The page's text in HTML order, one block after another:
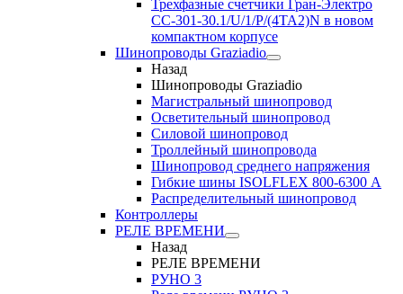
Трехфазные счетчики Гран-Электро
СС-301-30.1/U/1/P/(4TA2)N в новом
компактном корпусе
Шинопроводы Graziadio
Назад
Шинопроводы Graziadio
Магистральный шинопровод
Осветительный шинопровод
Силовой шинопровод
Троллейный шинопровода
Шинопровод среднего напряжения
Гибкие шины ISOLFLEX 800-6300 А
Распределительный шинопровод
Контроллеры
РЕЛЕ ВРЕМЕНИ
Назад
РЕЛЕ ВРЕМЕНИ
РУНО 3